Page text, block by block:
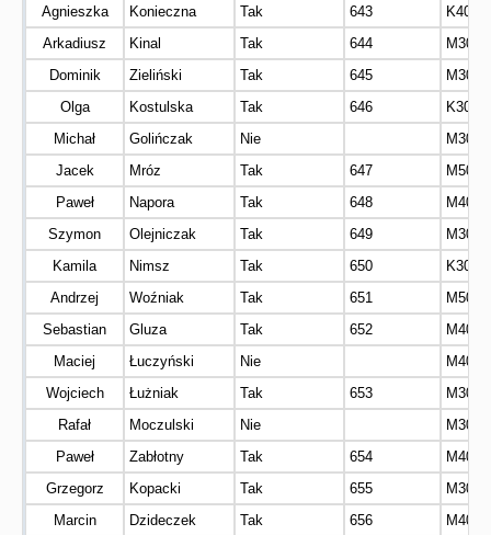
Agnieszka
Konieczna Tak 643
K40
Arkadiusz
Kinal Tak 644
M30
Dominik
Zieliński Tak 645
M30
Olga
Kostulska Tak 646
K30
Michał
Golińczak Nie
M30
Jacek
Mróz Tak 647
M50
Paweł
Napora Tak 648
M40
Szymon
Olejniczak Tak 649
M30
Kamila
Nimsz Tak 650
K30
Andrzej
Woźniak Tak 651
M50
Sebastian
Gluza Tak 652
M40
Maciej
Łuczyński Nie
M40
Wojciech
Łużniak Tak 653
M30
Rafał
Moczulski Nie
M30
Paweł
Zabłotny Tak 654
M40
Grzegorz
Kopacki Tak 655
M30
Marcin
Dzideczek Tak 656
M40